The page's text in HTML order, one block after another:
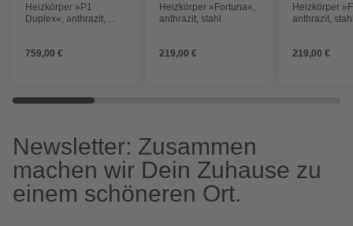
Heizkörper »P1
Duplex«, anthrazit,
759,00 €
Heizkörper »Fortuna«,
anthrazit, stahl
219,00 €
Heizkörper
anthrazit,
219,00 €
Newsletter: Zusammen
machen wir Dein Zuhause zu
einem schöneren Ort.